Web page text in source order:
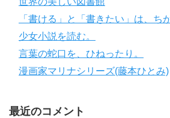
「書ける」と「書きたい」は、ち
少女小説を読む。
言葉の蛇口を、ひねったり。
漫画家マリナシリーズ(藤本ひとみ)
最近のコメント